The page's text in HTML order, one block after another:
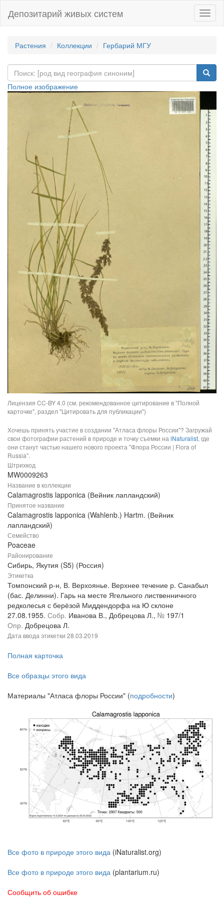
Депозитарий живых систем
Растения Коллекции Гербарий МГУ
Полное изображение
Лицензия CC-BY 4.0 (см. рекомендованное цитирование в "Полной
карточке", раздел "Цитировать для публикации")
Хочешь принять участие в создании "Атласа флоры России"? Загружай
свои фотографии растений в природе и точку съемки на iNaturalist, где
они станут частью нашего нового проекта "Флора России | Flora of
Russia".
Штрихкод
MW0009263
Название в коллекции
Calamagrostis lapponica (Вейник лапландский)
Принятое название
Calamagrostis lapponica (Wahlenb.) Hartm. (Вейник
лапландский)
Семейство
Poaceae
Районирование
Сибирь, Якутия (S5) (Россия)
Этикетка
Томпонский р-н, В. Верхоянье. Верхнее течение р. Санабыл
(бас. Делинни). Гарь на месте Ягельного лиственничного
редколесья с берёзой Миддендорфа на Ю склоне
27.08.1955. Собр. Иванова В., Добрецова Л., № 197/1
Опр. Добрецова Л.
Дата ввода этикетки 28.03.2019
Полная карточка
Все образцы этого вида
Материалы "Атласа флоры России" (подробности)
Все фото в природе этого вида (iNaturalist.org)
Все фото в природе этого вида (plantarium.ru)
Сообщить об ошибке